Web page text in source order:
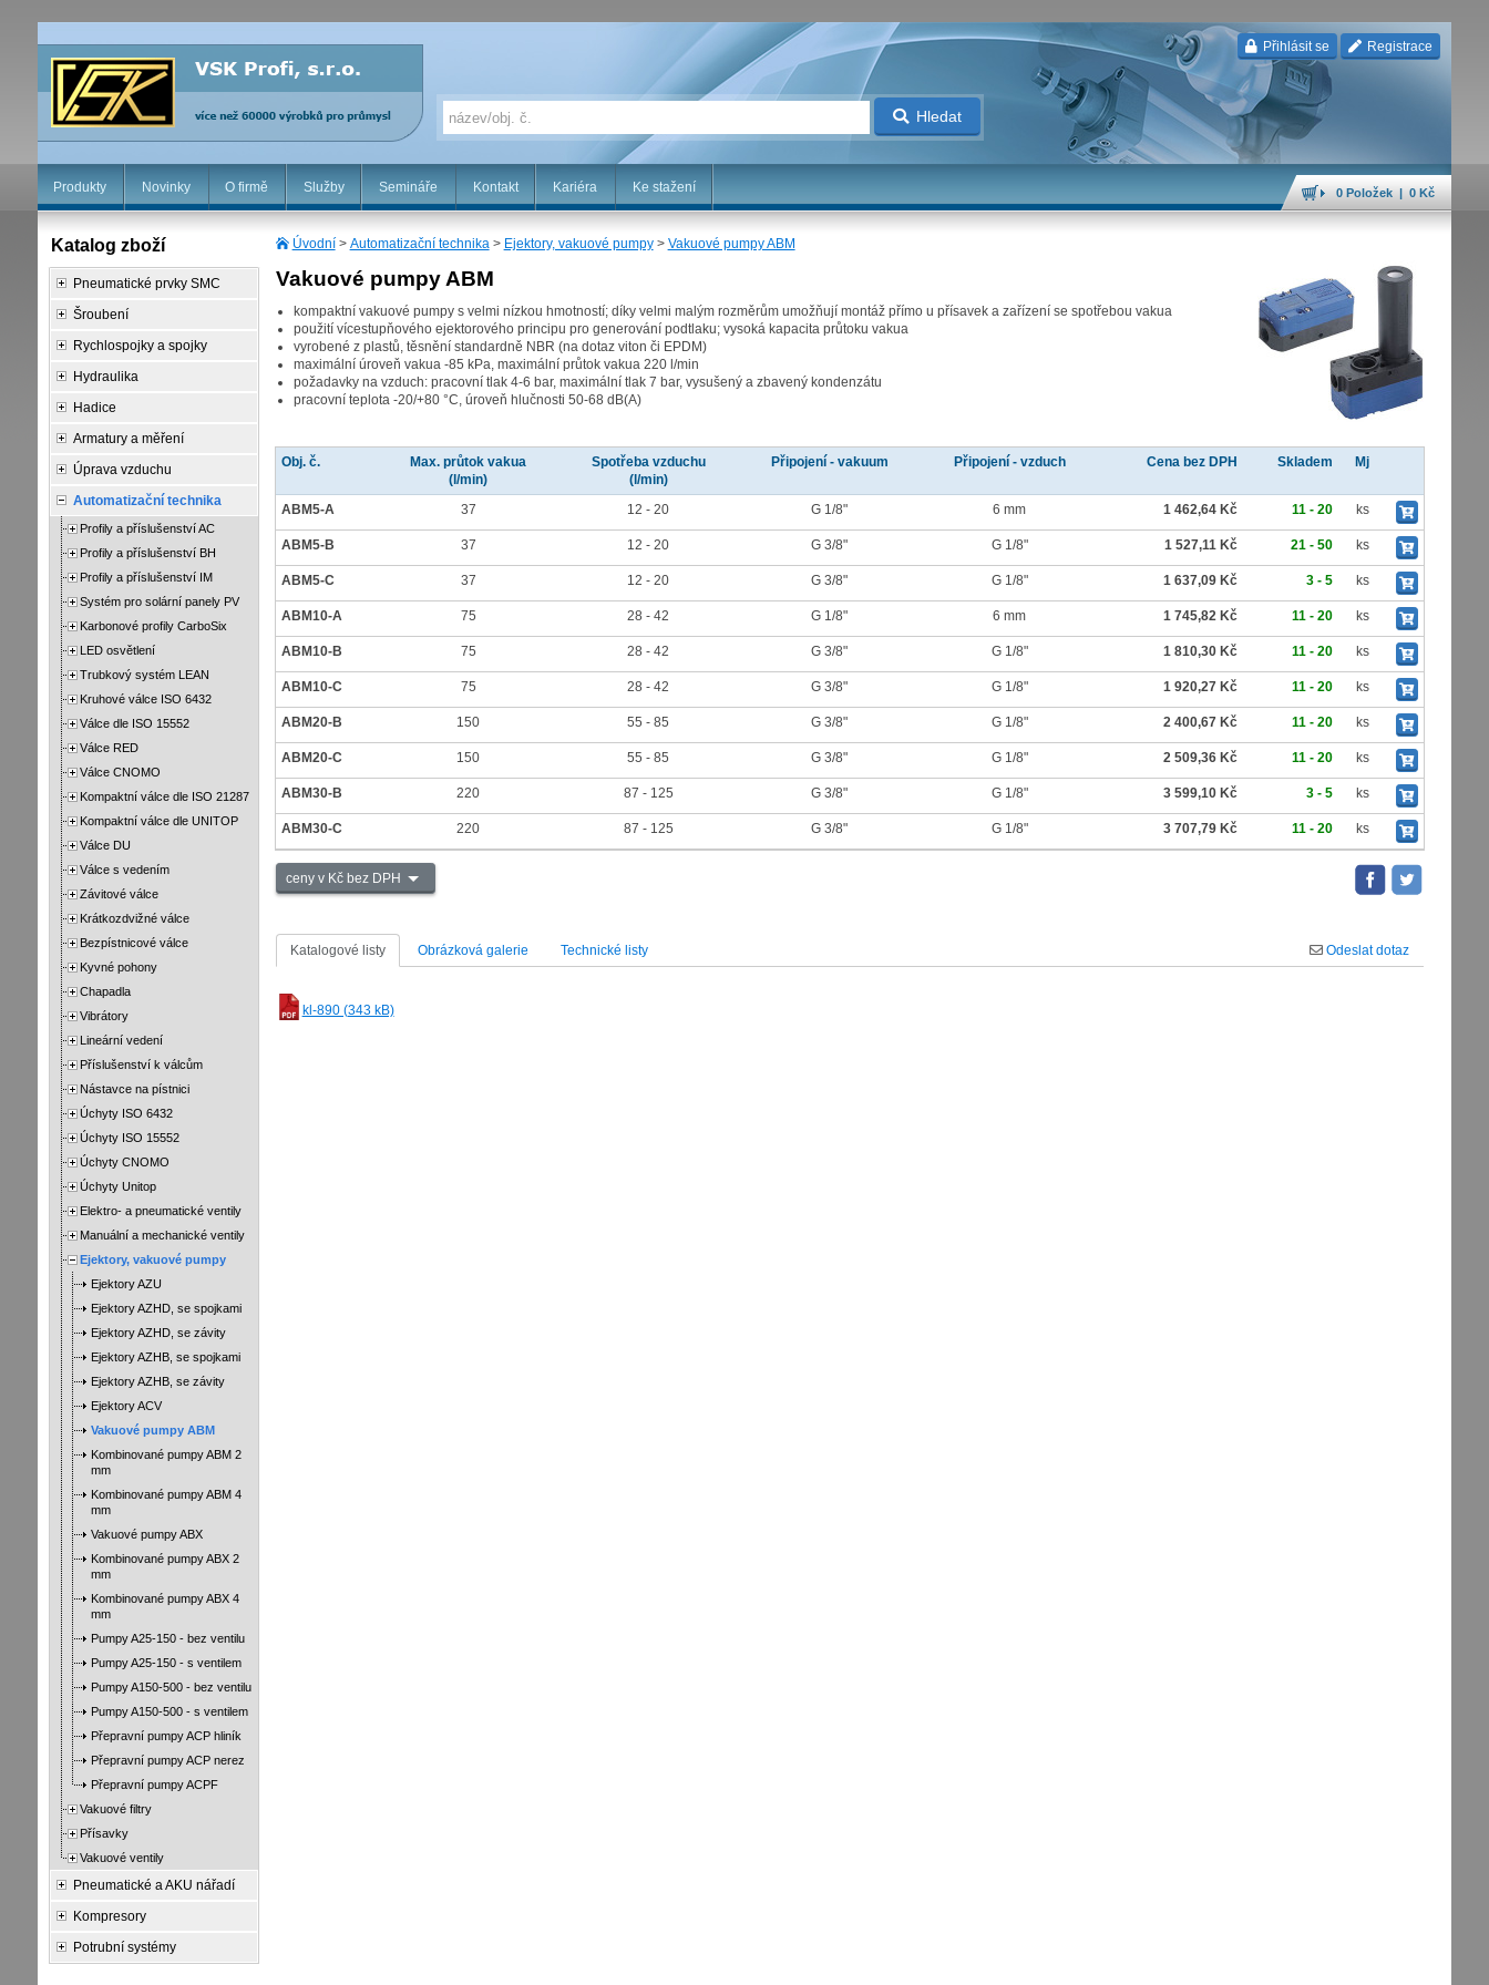
Přihlásit se Registrace
Hledat
Produkty Novinky O firmě Služby Semináře Kontakt Kariéra Ke stažení 0 Položek | 0 Kč
Úvodní> Automatizační technika> Ejektory, vakuové pumpy> Vakuové pumpy ABM
Vakuové pumpy ABM
kompaktní vakuové pumpy s velmi nízkou hmotností; díky velmi malým rozměrům umožňují montáž přímo u přísavek a zařízení se spotřebou vakua
použití vícestupňového ejektorového principu pro generování podtlaku; vysoká kapacita průtoku vakua
vyrobené z plastů, těsnění standardně NBR (na dotaz viton či EPDM)
maximální úroveň vakua -85 kPa, maximální průtok vakua 220 l/min
požadavky na vzduch: pracovní tlak 4-6 bar, maximální tlak 7 bar, vysušený a zbavený kondenzátu
pracovní teplota -20/+80 °C, úroveň hlučnosti 50-68 dB(A)
Obj. č.
Max. průtok vakua
(l/min)
Spotřeba vzduchu
(l/min)
Připojení - vakuum Připojení - vzduch Cena bez DPH Skladem Mj
ABM5-A 37 12 - 20 G 1/8" 6 mm 1 462,64 Kč 11 - 20 ks
ABM5-B 37 12 - 20 G 3/8" G 1/8" 1 527,11 Kč 21 - 50 ks
ABM5-C 37 12 - 20 G 3/8" G 1/8" 1 637,09 Kč 3 - 5 ks
ABM10-A 75 28 - 42 G 1/8" 6 mm 1 745,82 Kč 11 - 20 ks
ABM10-B 75 28 - 42 G 3/8" G 1/8" 1 810,30 Kč 11 - 20 ks
ABM10-C 75 28 - 42 G 3/8" G 1/8" 1 920,27 Kč 11 - 20 ks
ABM20-B 150 55 - 85 G 3/8" G 1/8" 2 400,67 Kč 11 - 20 ks
ABM20-C 150 55 - 85 G 3/8" G 1/8" 2 509,36 Kč 11 - 20 ks
ABM30-B 220 87 - 125 G 3/8" G 1/8" 3 599,10 Kč 3 - 5 ks
ABM30-C 220 87 - 125 G 3/8" G 1/8" 3 707,79 Kč 11 - 20 ks
ceny v Kč bez DPH
Katalogové listy Obrázková galerie Technické listy Odeslat dotaz
kl-890 (343 kB)
Katalog zboží
Pneumatické prvky SMC
Šroubení
Rychlospojky a spojky
Hydraulika
Hadice
Armatury a měření
Úprava vzduchu
Automatizační technika
Profily a příslušenství AC
Profily a příslušenství BH
Profily a příslušenství IM
Systém pro solární panely PV
Karbonové profily CarboSix
LED osvětlení
Trubkový systém LEAN
Kruhové válce ISO 6432
Válce dle ISO 15552
Válce RED
Válce CNOMO
Kompaktní válce dle ISO 21287
Kompaktní válce dle UNITOP
Válce DU
Válce s vedením
Závitové válce
Krátkozdvižné válce
Bezpístnicové válce
Kyvné pohony
Chapadla
Vibrátory
Lineární vedení
Příslušenství k válcům
Nástavce na pístnici
Úchyty ISO 6432
Úchyty ISO 15552
Úchyty CNOMO
Úchyty Unitop
Elektro- a pneumatické ventily
Manuální a mechanické ventily
Ejektory, vakuové pumpy
Ejektory AZU
Ejektory AZHD, se spojkami
Ejektory AZHD, se závity
Ejektory AZHB, se spojkami
Ejektory AZHB, se závity
Ejektory ACV
Vakuové pumpy ABM
Kombinované pumpy ABM 2
mm
Kombinované pumpy ABM 4
mm
Vakuové pumpy ABX
Kombinované pumpy ABX 2
mm
Kombinované pumpy ABX 4
mm
Pumpy A25-150 - bez ventilu
Pumpy A25-150 - s ventilem
Pumpy A150-500 - bez ventilu
Pumpy A150-500 - s ventilem
Přepravní pumpy ACP hliník
Přepravní pumpy ACP nerez
Přepravní pumpy ACPF
Vakuové filtry
Přísavky
Vakuové ventily
Pneumatické a AKU nářadí
Kompresory
Potrubní systémy